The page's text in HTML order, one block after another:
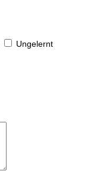
Ungelernt